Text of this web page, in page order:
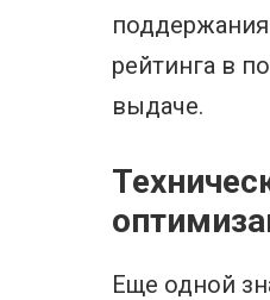
рейтинга в
выдаче.
Еще одной